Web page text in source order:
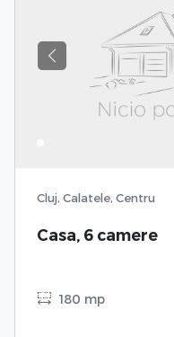
Previous
Cluj, Calatele, Centru
Casa, 6 camere
180 mp